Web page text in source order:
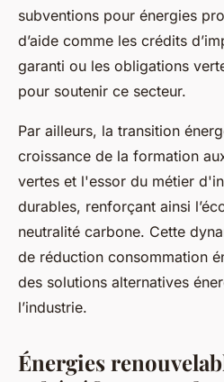
subventions pour énergies
d’aide comme les crédits
garanti ou les obligations
pour soutenir ce secteur.
Par ailleurs, la transition
croissance de la formation
vertes et l'essor du métier
durables, renforçant ainsi
neutralité carbone. Cette
de réduction consommation
des solutions alternatives
l’industrie.
Énergies